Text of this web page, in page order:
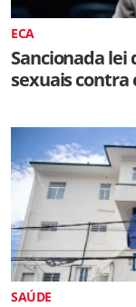
ECA
Sancionada lei
sexuais
SAÚDE